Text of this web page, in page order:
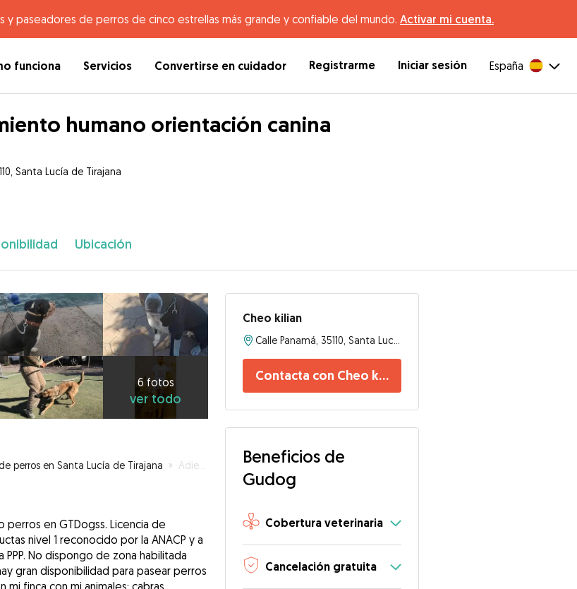
y paseadores de perros de cinco estrellas más grande y confiable del mundo. Activar mi cuenta.
funciona Servicios Convertirse en cuidador Registrarme Iniciar sesión España
humano orientación canina
Santa Lucía de Tirajana
Ubicación
6 fotos
ver todo
perros en Santa Lucía de Tirajana » Adiestramiento humano orientación canina
en GTDogss. Licencia de
nivel 1 reconocido por la ANACP y a
No dispongo de zona habilitada
gran disponibilidad para pasear perros
Cheo kilian
Contacta con Cheo kilian
Beneficios de
Gudog
Cobertura veterinaria
Cancelación gratuita